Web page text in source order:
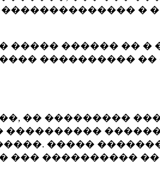
�
����� ������ �� �
����������
�� ���������
�����
��� ����������